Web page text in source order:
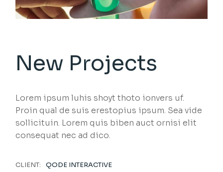
New Projects
Lorem ipsum luhis shoyt thoto ionvers uf.
Proin qual de suis erestopius ipsum. Sea vide
sollicituin. Lorem quis biben auct ornisi elit
consequat nec ad dico.
CLIENT: QODE INTERACTIVE